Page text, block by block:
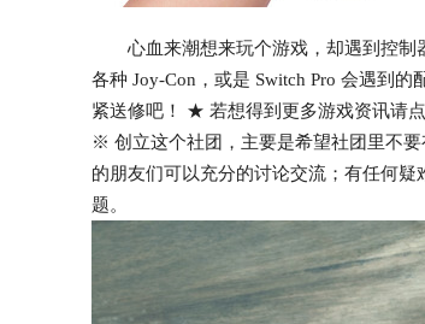
心血来潮想来玩个游戏，却遇到控制
各种 Joy-Con，或是 Switch Pro 会遇到
紧送修吧！ ★ 若想得到更多游戏资讯请
※ 创立这个社团，主要是希望社团里不
的朋友们可以充分的讨论交流；有任何
题。